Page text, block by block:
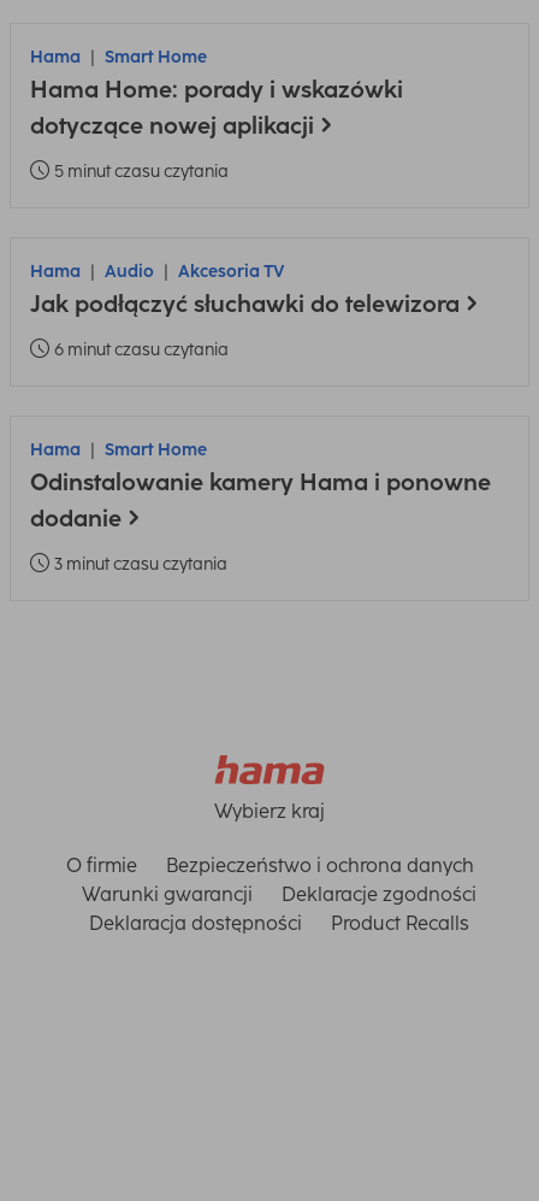
Hama Smart Home
Hama Home: porady i wskazówki
dotyczące nowej aplikacji
5 minut czasu czytania
Hama Audio Akcesoria TV
Jak podłączyć słuchawki do telewizora
6 minut czasu czytania
Hama Smart Home
Odinstalowanie kamery Hama i ponowne
dodanie
3 minut czasu czytania
Wybierz kraj
O firmie
Bezpieczeństwo i ochrona danych
Warunki gwarancji
Deklaracje zgodności
Deklaracja dostępności
Product Recalls